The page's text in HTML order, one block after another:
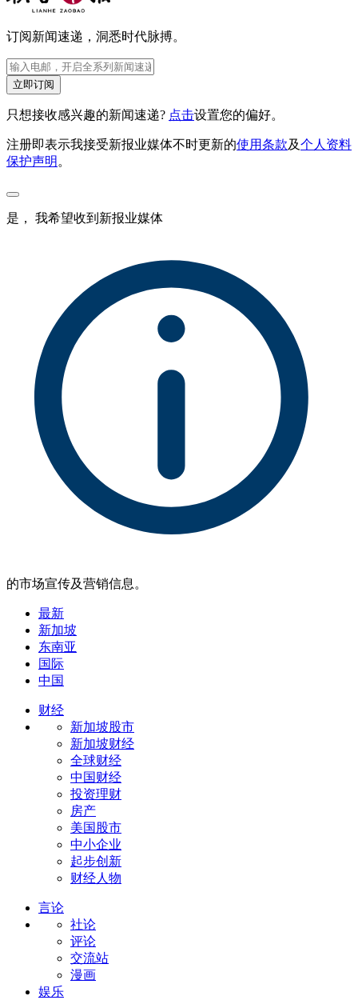
订阅新闻速递，洞悉时代脉搏。
立即订阅
只想接收感兴趣的新闻速递? 点击设置您的偏好。
注册即表示我接受新报业媒体不时更新的使用条款及个人资料
保护声明 。
是， 我希望收到新报业媒体
的市场宣传及营销信息。
最新
新加坡
东南亚
国际
中国
财经
新加坡股市
新加坡财经
全球财经
中国财经
投资理财
房产
美国股市
中小企业
起步创新
财经人物
言论
社论
评论
交流站
漫画
娱乐